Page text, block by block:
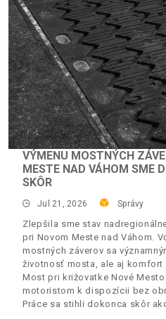
VÝMENU MOSTNÝCH
MESTE NAD VÁHOM SME
SKÔR
Jul 21, 2026 Správy
Zlepšila sme stav
pri Novom Meste nad Váhom.
mostných záverov sa
životnosť mosta, ale aj
Most pri križovatke Nové
motoristom k dispozícii bez
Práce sa stihli dokonca skôr